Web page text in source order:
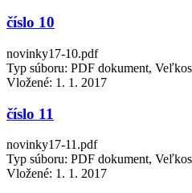
číslo 10
novinky17-10.pdf
Typ súboru: PDF dokument,
Vložené: 1. 1. 2017
číslo 11
novinky17-11.pdf
Typ súboru: PDF dokument,
Vložené: 1. 1. 2017